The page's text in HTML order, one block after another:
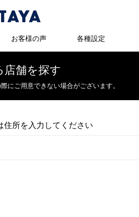
お客様の声 各種設定
店舗を探す
にご用意できない場合がございます。
住所を入力してください